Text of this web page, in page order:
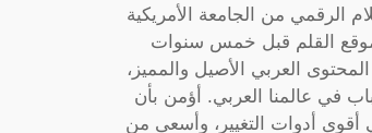
الرقمي من الجامعة الأمريكية
القلم قبل خمس سنوات
العربي الأصيل والمميز،
في عالمنا العربي. أؤمن بأن
أقوى أدوات التغيير، وأسعى من